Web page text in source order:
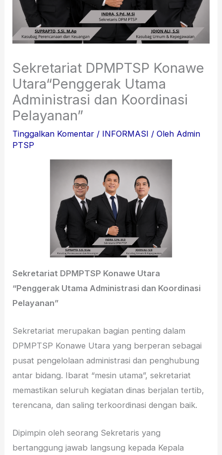
Sekretariat DPMPTSP Konawe
Utara“Penggerak Utama
Administrasi dan Koordinasi
Pelayanan”
Tinggalkan Komentar / INFORMASI / Oleh Admin
PTSP
Sekretariat DPMPTSP Konawe Utara
“Penggerak Utama Administrasi dan Koordinasi
Pelayanan”
Sekretariat merupakan bagian penting dalam
DPMPTSP Konawe Utara yang berperan sebagai
pusat pengelolaan administrasi dan penghubung
antar bidang. Ibarat “mesin utama”, sekretariat
memastikan seluruh kegiatan dinas berjalan tertib,
terencana, dan saling terkoordinasi dengan baik.
Dipimpin oleh seorang Sekretaris yang
bertanggung jawab langsung kepada Kepala